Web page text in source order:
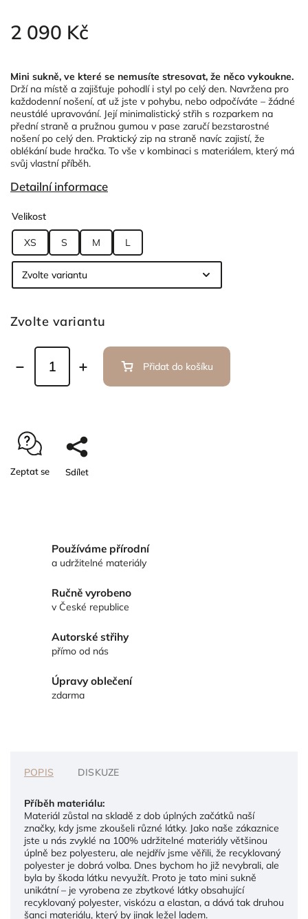
2 090 Kč
Mini sukně, ve které se nemusíte stresovat, že něco vykoukne.
Drží na místě a zajišťuje pohodlí i styl po celý den. Navržena pro
každodenní nošení, ať už jste v pohybu, nebo odpočíváte – žádné
neustálé upravování. Její minimalistický střih s rozparkem na
přední straně a pružnou gumou v pase zaručí bezstarostné
nošení po celý den. Praktický zip na straně navíc zajistí, že
oblékání bude hračka. To vše v kombinaci s materiálem, který má
svůj vlastní příběh.
Detailní informace
Velikost
XS S M L
Zvolte variantu
Přidat do košíku
Zeptat se Sdílet
Používáme přírodní
a udržitelné materiály
Ručně vyrobeno
v České republice
Autorské střihy
přímo od nás
Úpravy oblečení
zdarma
POPIS DISKUZE
Příběh materiálu:
Materiál zůstal na skladě z dob úplných začátků naší
značky, kdy jsme zkoušeli různé látky. Jako naše zákaznice
jste u nás zvyklé na 100% udržitelné materiály většinou
úplně bez polyesteru, ale nejdřív jsme věřili, že recyklovaný
polyester je dobrá volba. Dnes bychom ho již nevybrali, ale
byla by škoda látku nevyužít. Proto je tato mini sukně
unikátní – je vyrobena ze zbytkové látky obsahující
recyklovaný polyester, viskózu a elastan, a dává tak druhou
šanci materiálu, který by jinak ležel ladem.